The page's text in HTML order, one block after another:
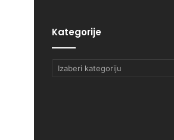
Kategorije
Kategorije